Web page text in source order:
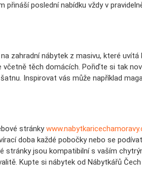
poslední nabídku vždy v
zahradní nábytek z masivu, které
včetně těch domácích. Pořiďte si tak
Inspirovat vás může například
stránky
doba každé pobočky nebo se
stránky jsou kompatibilní s vaším
Kupte si nábytek od Nábytkářů